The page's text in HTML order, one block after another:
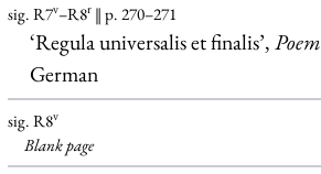
sig. R7v–R8r‖ p. 270–271
‘Regula universalis et finalis’,Poem
German
sig. R8v
Blankpage